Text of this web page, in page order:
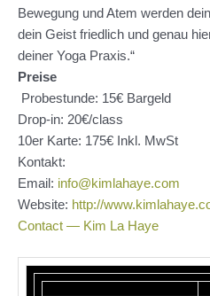
Bewegung und Atem werden
dein Geist friedlich und genau
deiner Yoga Praxis.“
Preise
Probestunde: 15€ Bargeld
Drop-in: 20€/class
10er Karte: 175€ Inkl. MwSt
Kontakt:
Email: info@kimlahaye.com
Website: http://
Contact — Kim La Haye